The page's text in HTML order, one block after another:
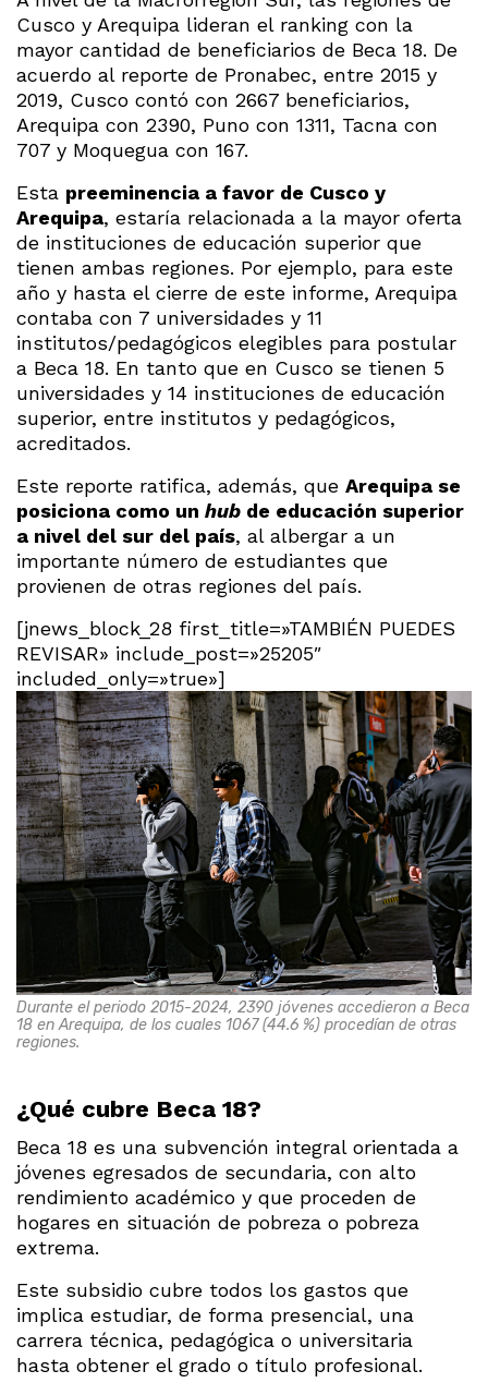
Cusco y Arequipa lideran el ranking con la
mayor cantidad de beneficiarios de Beca 18. De
acuerdo al reporte de Pronabec, entre 2015 y
2019, Cusco contó con 2667 beneficiarios,
Arequipa con 2390, Puno con 1311, Tacna con
707 y Moquegua con 167.
Esta preeminencia a favor de Cusco y
Arequipa, estaría relacionada a la mayor oferta
de instituciones de educación superior que
tienen ambas regiones. Por ejemplo, para este
año y hasta el cierre de este informe, Arequipa
contaba con 7 universidades y 11
institutos/pedagógicos elegibles para postular
a Beca 18. En tanto que en Cusco se tienen 5
universidades y 14 instituciones de educación
superior, entre institutos y pedagógicos,
acreditados.
Este reporte ratifica, además, que Arequipa se
posiciona como un hub de educación superior
a nivel del sur del país, al albergar a un
importante número de estudiantes que
provienen de otras regiones del país.
[jnews_block_28 first_title=»TAMBIÉN PUEDES
REVISAR» include_post=»25205″
included_only=»true»]
Durante el periodo 2015-2024, 2390 jóvenes accedieron a Beca
18 en Arequipa, de los cuales 1067 (44.6 %) procedían de otras
regiones.
¿Qué cubre Beca 18?
Beca 18 es una subvención integral orientada a
jóvenes egresados de secundaria, con alto
rendimiento académico y que proceden de
hogares en situación de pobreza o pobreza
extrema.
Este subsidio cubre todos los gastos que
implica estudiar, de forma presencial, una
carrera técnica, pedagógica o universitaria
hasta obtener el grado o título profesional.